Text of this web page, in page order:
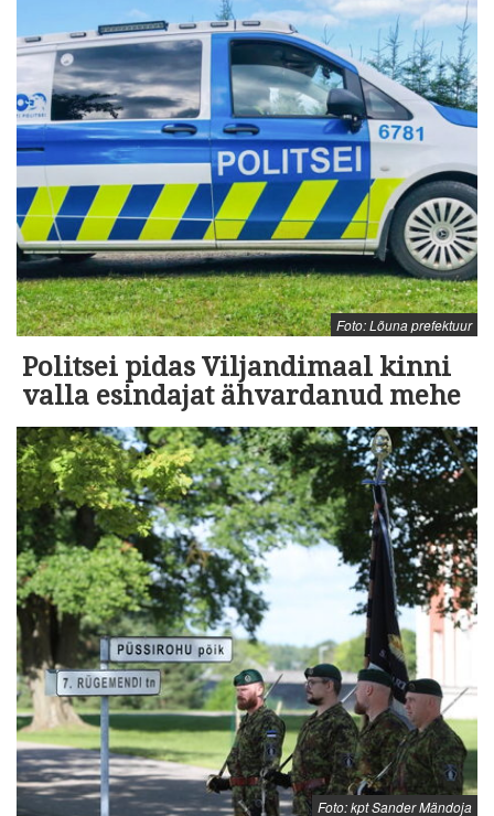
Foto: Lõuna prefektuur
Politsei pidas Viljandimaal kinni
valla esindajat ähvardanud mehe
Foto: kpt Sander Mändoja